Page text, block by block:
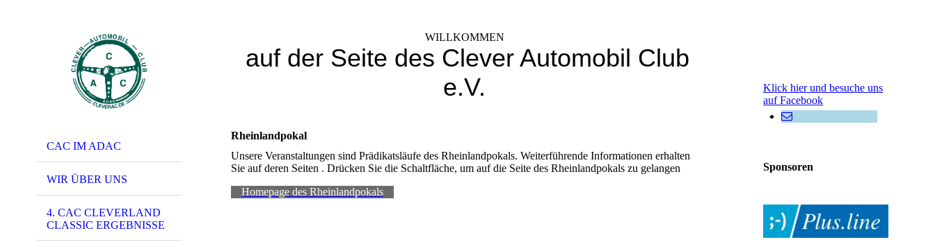
CAC IM ADAC
WIR ÜBER UNS
4. CAC CLEVERLAND
CLASSIC ERGEBNISSE
WILLKOMMEN
auf der Seite des Clever Automobil Club
e.V.
Rheinlandpokal
Unsere Veranstaltungen sind Prädikatsläufe des Rheinlandpokals. Weiterführende Informationen erhalten
Sie auf deren Seiten . Drücken Sie die Schaltfläche, um auf die Seite des Rheinlandpokals zu gelangen
Homepage des Rheinlandpokals
Klick hier und besuche uns
auf Facebook
Sponsoren